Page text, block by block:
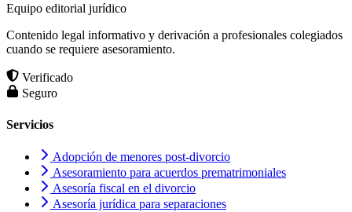
Equipo editorial jurídico
Contenido legal informativo y derivación a profesionales colegiados
cuando se requiere asesoramiento.
Verificado
Seguro
Servicios
Adopción de menores post-divorcio
Asesoramiento para acuerdos prematrimoniales
Asesoría fiscal en el divorcio
Asesoría jurídica para separaciones